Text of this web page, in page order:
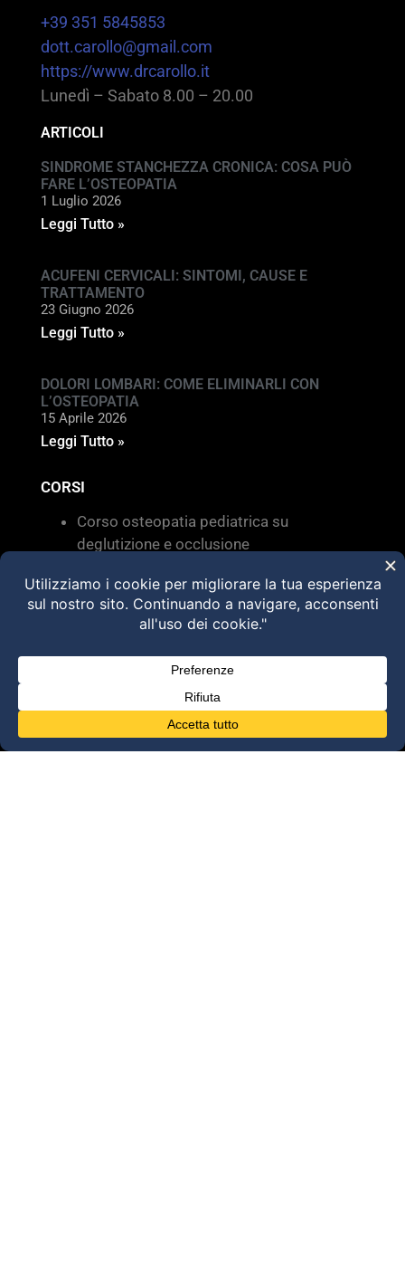
+39 351 5845853
dott.carollo@gmail.com
https://www.drcarollo.it
Lunedì – Sabato 8.00 – 20.00
ARTICOLI
SINDROME STANCHEZZA CRONICA: COSA PUÒ
FARE L’OSTEOPATIA
1 Luglio 2026
Leggi Tutto »
ACUFENI CERVICALI: SINTOMI, CAUSE E
TRATTAMENTO
23 Giugno 2026
Leggi Tutto »
DOLORI LOMBARI: COME ELIMINARLI CON
L’OSTEOPATIA
15 Aprile 2026
Leggi Tutto »
CORSI
Corso osteopatia pediatrica su
deglutizione e occlusione
disfunzioni dei sistemi di movimento –
Torino 28 MARZO 2026
HVLA – Moduli Clinici – 2026
@2025 Dott. Alessandro Carollo – All rights